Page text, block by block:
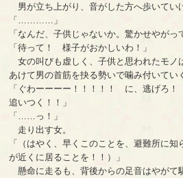
男が立ち上がり、音がした方へ歩いてい
「…………」
「なんだ、子供じゃないか。驚かせやがっ
「待って！ 様子がおかしいわ！」
女の叫びも虚しく、子供と思われたモノ
あけて男の首筋を抉る勢いで噛み付いてい
「ぐわーーーー！！！！！ に、逃げろ
追いつく！！」
「……っ！」
走り出す女。
「（はやく、早くこのことを、避難所
が近くに居ることを！！）」
懸命に走るも、背後からの足音はやがて